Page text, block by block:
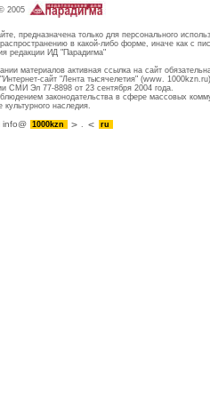
2005
предназначена только для персонального
в какой-либо форме, иначе как с
редакции ИД "Парадигма"
материалов активная ссылка на сайт
сайт "Лента тысячелетия" (www. 1000kzn.ru)
СМИ Эл 77-8898 от 23 сентября 2004 года.
законодательства в сфере массовых
культурного наследия.
info@ 1000kzn . ru